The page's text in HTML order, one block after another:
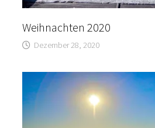
Weihnachten 2020
Dezember 28, 2020